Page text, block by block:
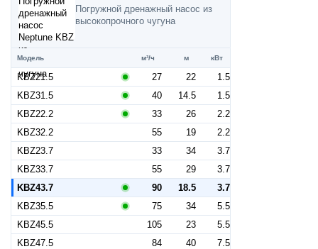
Погружной дренажный насос из
высокопрочного чугуна
Модель м³/ч м кВт
KBZ21.5 27 22
1.5
KBZ31.5
40 14.5
1.5
KBZ22.2
33 26
2.2
KBZ32.2
55 19
2.2
KBZ23.7
33 34
3.7
KBZ33.7
55 29
3.7
KBZ43.7
90 18.5
3.7
KBZ35.5
75 34
5.5
KBZ45.5
105 23
5.5
KBZ47.5
84 40
7.5